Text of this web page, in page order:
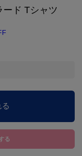
ード Tシャツ
る